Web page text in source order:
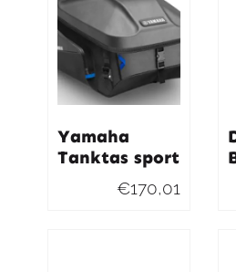
Yamaha
Tanktas sport
€170,01